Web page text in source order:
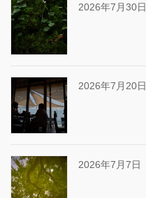
2026年7月30日
2026年7月20日
2026年7月7日